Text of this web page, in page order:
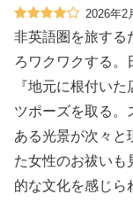
2026年2
非英語圏を旅する
ろワクワクする。
『地元に根付い
ツポーズを取る。
ある光景が次々と
た女性のお祓いも
的な文化を感じら